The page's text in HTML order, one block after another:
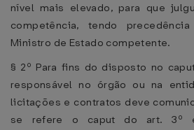
nível mais elevado, para que
competência, tendo
Ministro de Estado competente.
§ 2º Para fins do disposto no
responsável no órgão ou na
licitações e contratos deve
se refere o caput do art. 3º